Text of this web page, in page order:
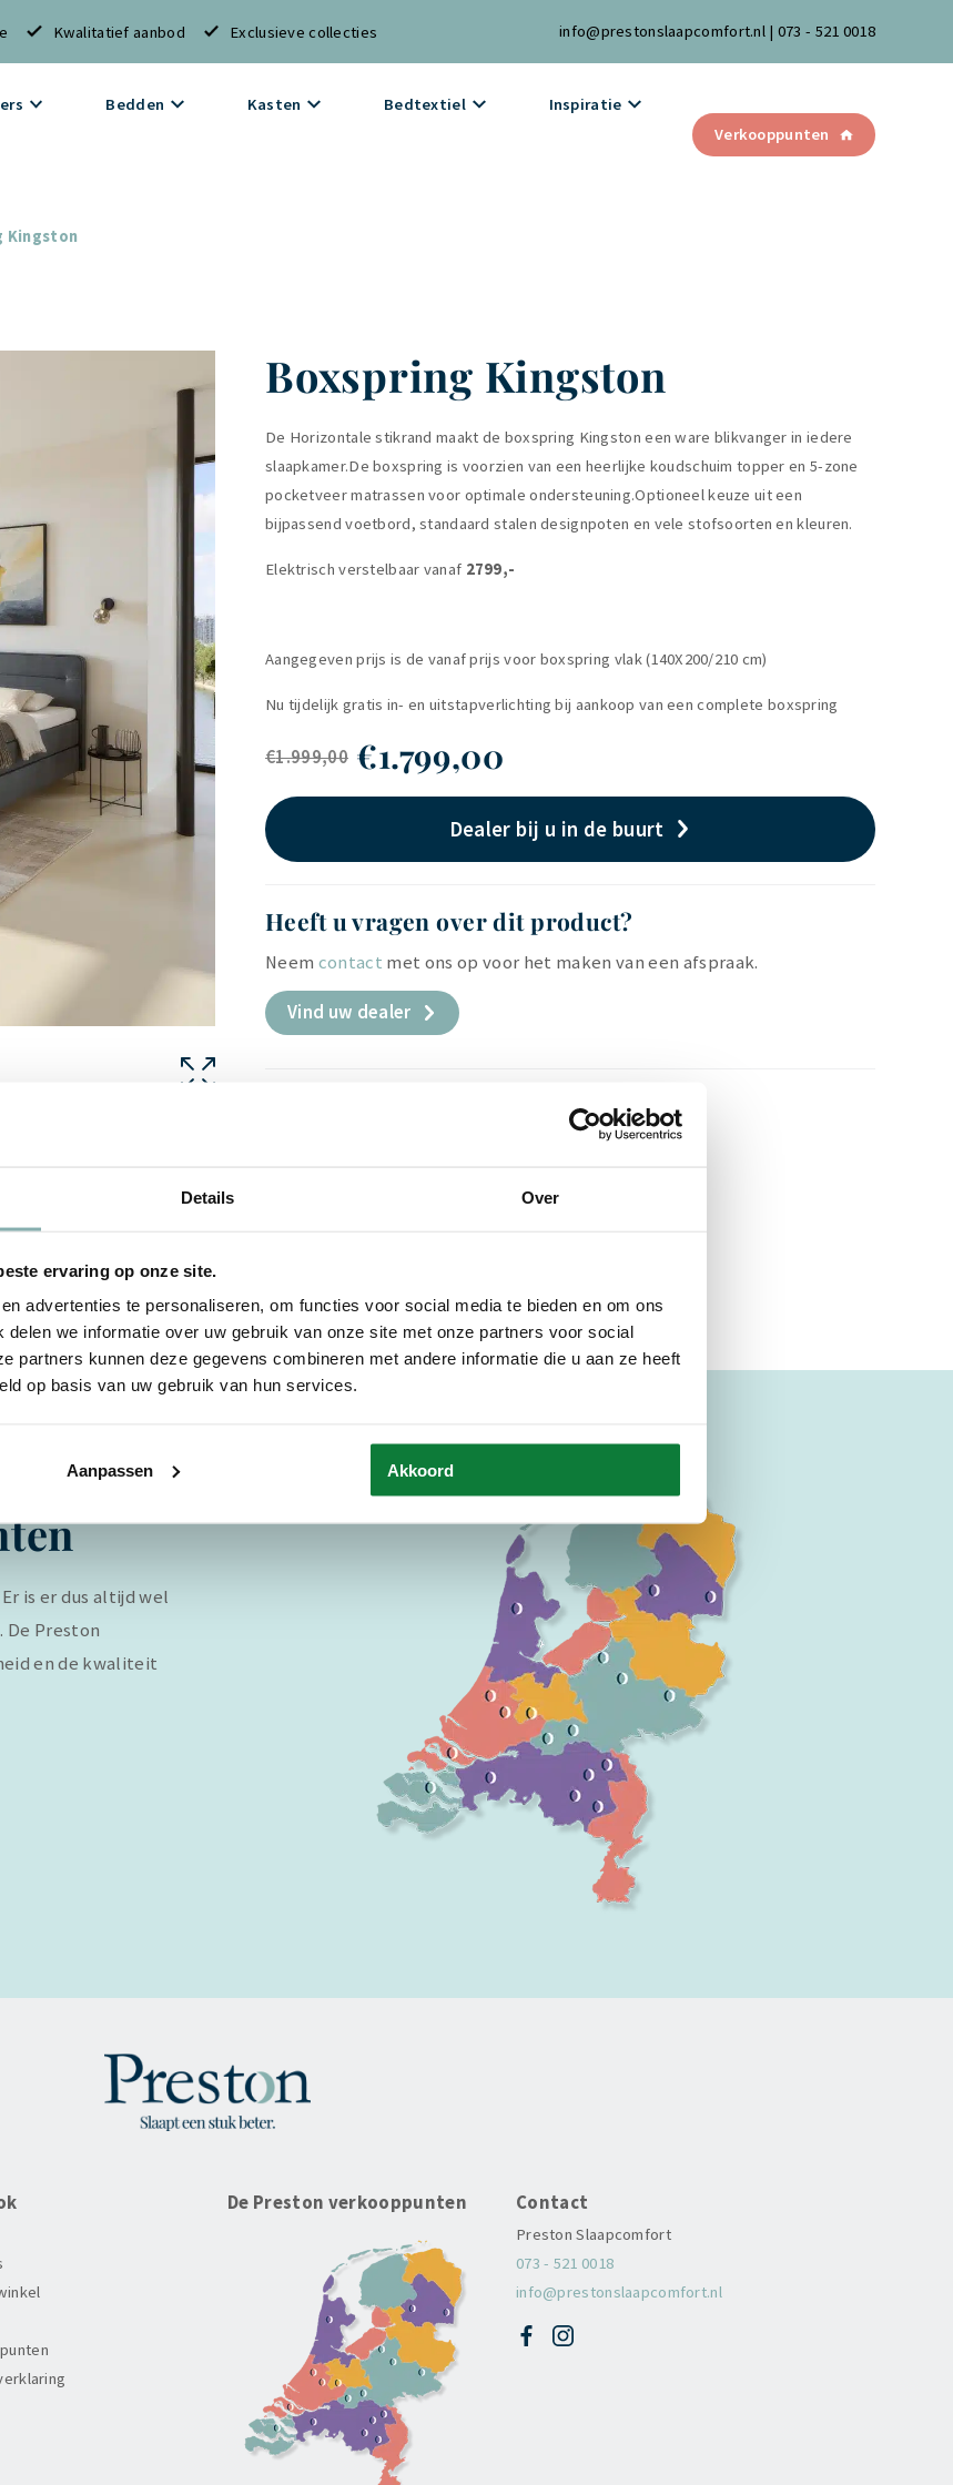
Details Over
ervaring op onze site.
advertenties te personaliseren, om functies voor social media te bieden en om ons
we informatie over uw gebruik van onze site met onze partners voor social
partners kunnen deze gegevens combineren met andere informatie die u aan ze heeft
op basis van uw gebruik van hun services.
Aanpassen Akkoord
Kwalitatief aanbod Exclusieve collecties info@prestonslaapcomfort.nl | 073 - 521 0018
Bedden Kasten Bedtextiel Inspiratie
Verkooppunten
Kingston
Boxspring Kingston
De Horizontale stikrand maakt de boxspring Kingston een ware blikvanger in iedere
slaapkamer.De boxspring is voorzien van een heerlijke koudschuim topper en 5-zone
pocketveer matrassen voor optimale ondersteuning.Optioneel keuze uit een
bijpassend voetbord, standaard stalen designpoten en vele stofsoorten en kleuren.
Elektrisch verstelbaar vanaf 2799,-
Aangegeven prijs is de vanaf prijs voor boxspring vlak (140X200/210 cm)
Nu tijdelijk gratis in- en uitstapverlichting bij aankoop van een complete boxspring
€1.999,00 €1.799,00
Dealer bij u in de buurt
Heeft u vragen over dit product?
Neem contact met ons op voor het maken van een afspraak.
Vind uw dealer
is er dus altijd wel
De Preston
en de kwaliteit
De Preston verkooppunten Contact
Preston Slaapcomfort
073 - 521 0018
info@prestonslaapcomfort.nl